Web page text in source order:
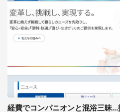
経費でコンパニオンと混浴三昧